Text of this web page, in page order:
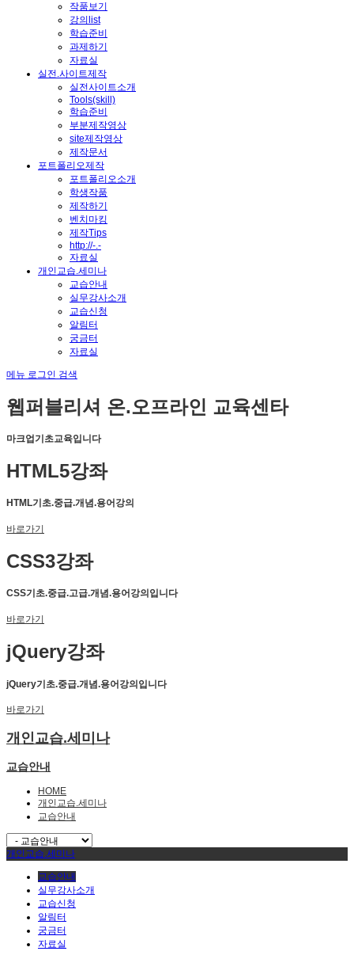
작품보기
강의list
학습준비
과제하기
자료실
실전.사이트제작
실전사이트소개
Tools(skill)
학습준비
부분제작영상
site제작영상
제작문서
포트폴리오제작
포트폴리오소개
학생작품
제작하기
벤치마킹
제작Tips
http://-.-
자료실
개인교습.세미나
교습안내
실무강사소개
교습신청
알림터
궁금터
자료실
메뉴 로그인 검색
웹퍼블리셔 온.오프라인 교육센타
마크업기초교육입니다
HTML5강좌
HTML기초.중급.개념.용어강의
바로가기
CSS3강좌
CSS기초.중급.고급.개념.용어강의입니다
바로가기
jQuery강좌
jQuery기초.중급.개념.용어강의입니다
바로가기
개인교습.세미나
교습안내
HOME
개인교습.세미나
교습안내
개인교습.세미나
교습안내
실무강사소개
교습신청
알림터
궁금터
자료실